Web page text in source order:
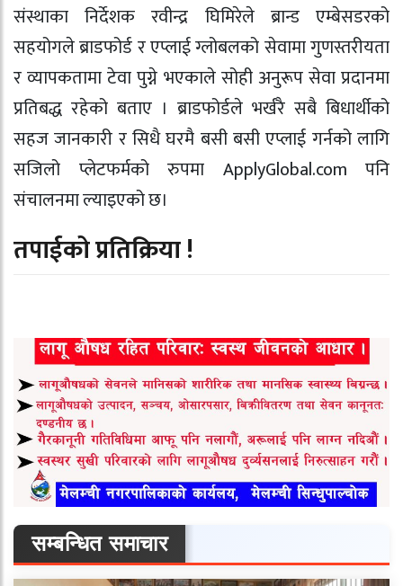
संस्थाका निर्देशक रवीन्द्र घिमिरेले ब्रान्ड एम्बेसडरको
सहयोगले ब्राडफोर्ड र एप्लाई ग्लोबलको सेवामा गुणस्तरीयता
र व्यापकतामा टेवा पुग्ने भएकाले सोही अनुरूप सेवा प्रदानमा
प्रतिबद्ध रहेको बताए । ब्राडफोर्डले भर्खरै सबै बिधार्थीको
सहज जानकारी र सिधै घरमै बसी बसी एप्लाई गर्नको लागि
सजिलो प्लेटफर्मको रुपमा ApplyGlobal.com पनि
संचालनमा ल्याइएको छ।
तपाईको प्रतिक्रिया !
सम्बन्धित समाचार